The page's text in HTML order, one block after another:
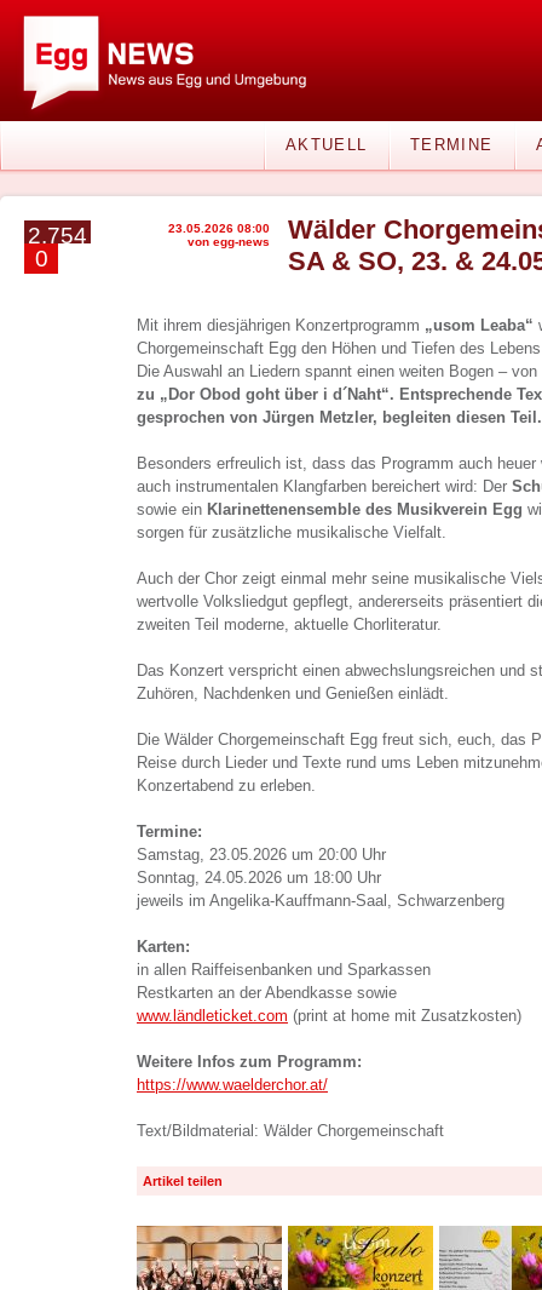
AKTUELL TERMINE
2.754
0
23.05.2026 08:00
von egg-news
Wälder
SA & SO, 23. &
Mit ihrem diesjährigen Konzertprogramm „usom Leaba“
Chorgemeinschaft Egg den Höhen und Tiefen des
Die Auswahl an Liedern spannt einen weiten Bogen – von
zu „Dor Obod goht über i d´Naht“. Entsprechende
gesprochen von Jürgen Metzler, begleiten diesen Teil.
Besonders erfreulich ist, dass das Programm auch
auch instrumentalen Klangfarben bereichert wird: Der
sowie ein Klarinettenensemble des Musikverein Egg
sorgen für zusätzliche musikalische Vielfalt.
Auch der Chor zeigt einmal mehr seine musikalische
wertvolle Volksliedgut gepflegt, andererseits präsentiert
zweiten Teil moderne, aktuelle Chorliteratur.
Das Konzert verspricht einen abwechslungsreichen und
Zuhören, Nachdenken und Genießen einlädt.
Die Wälder Chorgemeinschaft Egg freut sich, euch, das
Reise durch Lieder und Texte rund ums Leben
Konzertabend zu erleben.
Termine:
Samstag, 23.05.2026 um 20:00 Uhr
Sonntag, 24.05.2026 um 18:00 Uhr
jeweils im Angelika-Kauffmann-Saal, Schwarzenberg
Karten:
in allen Raiffeisenbanken und Sparkassen
Restkarten an der Abendkasse sowie
www.ländleticket.com (print at home mit Zusatzkosten)
Weitere Infos zum Programm:
https://www.waelderchor.at/
Text/Bildmaterial: Wälder Chorgemeinschaft
Artikel teilen